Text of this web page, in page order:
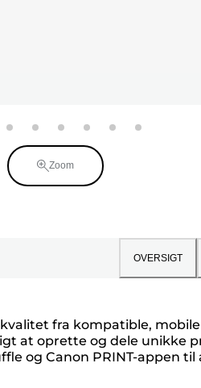
Zoom
OVERSIGT
fra kompatible,
at oprette og dele unikke
og Canon PRINT-appen